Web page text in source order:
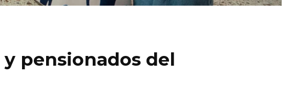
pensionados del